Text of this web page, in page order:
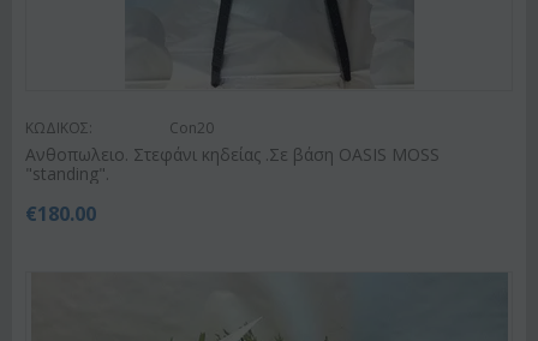
ΚΩΔΙΚΟΣ: Con20
Ανθοπωλειο. Στεφάνι κηδείας .Σε βάση OASIS MOSS
"standing".
€180.00